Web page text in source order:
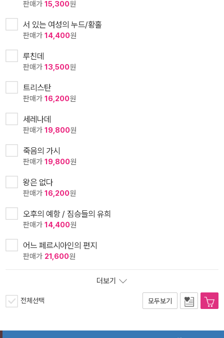
판매가 15,300원
서 있는 여성의 누드/황홀
판매가 14,400원
루친데
판매가 13,500원
트리스탄
판매가 16,200원
세레나데
판매가 19,800원
죽음의 가시
판매가 19,800원
왕은 없다
판매가 16,200원
오후의 예항 / 짐승들의 유희
판매가 14,400원
어느 페르시아인의 편지
판매가 21,600원
더보기
전체선택 모두보기